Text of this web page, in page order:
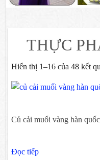
THỰC
Hiển thị 1–16 của 48 kết
Củ cải muối vàng hàn quốc
Đọc tiếp